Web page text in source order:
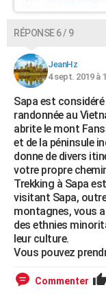
RÉPONSE 6 / 9
JeanHz
4 sept. 2019 à
Sapa est
randonnée au
abrite le mont
et de la péninsule
donne de divers
votre propre
Trekking à Sapa
visitant Sapa,
montagnes, vous
des ethnies
leur culture.
Vous pouvez
Commenter